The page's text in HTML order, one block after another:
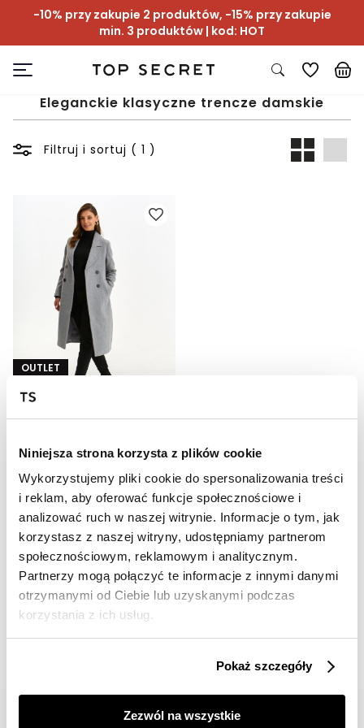
Niniejsza strona korzysta z plików cookie
Wykorzystujemy pliki cookie do spersonalizowania treści
i reklam, aby oferować funkcje społecznościowe i
analizować ruch w naszej witrynie. Informacje o tym, jak
korzystasz z naszej witryny, udostępniamy partnerom
społecznościowym, reklamowym i analitycznym.
Partnerzy mogą połączyć te informacje z innymi danymi
otrzymanymi od Ciebie lub uzyskanymi podczas
korzystania z ich usług.
Pokaż szczegóły
Zezwól na wszystkie
-10% przy zakupie 2 produktów, -15% przy zakupie
min. 3 produktów | kod: HOT
Eleganckie klasyczne trencze damskie
Filtruj i sortuj ( 1 )
OUTLET
HOT
Szary płaszcz dwurzędowy
Cena regularna499,99 zł
obniżką299,99 zł
📸 OZNACZAJ NAS NA ZDJĘCIACH
#topsecretfashion